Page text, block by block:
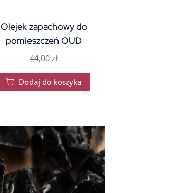
Olejek zapachowy do
pomieszczeń OUD
44,00zł
 Dodaj do koszyka